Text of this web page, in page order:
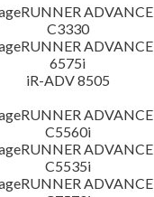
ADVANCE
C3330
ADVANCE
6575i
iR-ADV 8505
ADVANCE
C5560i
ADVANCE
C5535i
ADVANCE